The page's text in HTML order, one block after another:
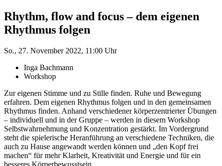
Rhythm, flow and focus – dem eigenen
Rhythmus folgen
So., 27. November 2022, 11:00 Uhr
Inga Bachmann
Workshop
Zur eigenen Stimme und zu Stille finden. Ruhe und Bewegung
erfahren. Dem eigenen Rhythmus folgen und in den gemeinsamen
Rhythmus finden. Anhand verschiedener körperzentrierter Übungen
– individuell und in der Gruppe – werden in diesem Workshop
Selbstwahrnehmung und Konzentration gestärkt. Im Vordergrund
steht die spielerische Heranführung an verschiedene Techniken, die
auch zu Hause angewandt werden können und „den Kopf frei
machen“ für mehr Klarheit, Kreativität und Energie und für ein
besseres Körperbewusstsein.